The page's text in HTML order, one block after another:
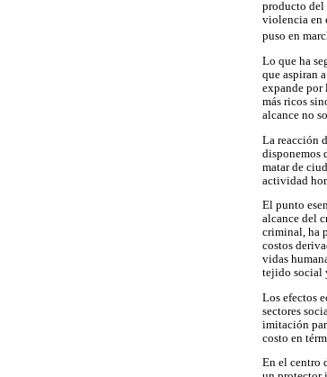
producto del
violencia en
puso en
Lo que ha
que aspiran
expande por
más ricos
alcance no
La reacción
disponemos
matar de
actividad
El punto
alcance del
criminal, ha
costos
vidas
tejido social
Los efectos
sectores
imitación
costo en
En el centro